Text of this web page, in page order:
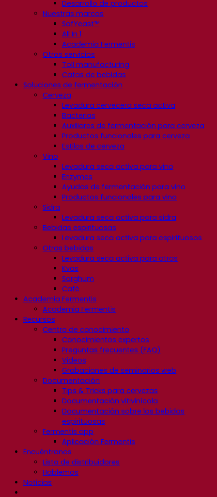
Desarrollo de productos
Nuestras marcas
SafYeast™
All In 1
Academia Fermentis
Otros servicios
Toll manufacturing
Catas de bebidas
Soluciones de fermentación
Cerveza
Levadura cervecera seca activa
Bacterias
Auxiliares de fermentación para cerveza
Productos funcionales para cerveza
Estilos de cerveza
Vino
Levadura seca activa para vino
Enzymes
Ayudas de fermentación para vino
Productos funcionales para vino
Sidra
Levadura seca activa para sidra
Bebidas espirituosas
Levadura seca activa para espirituosos
Otras bebidas
Levadura seca activa para otros
Kvas
Sorghum
Café
Academia Fermentis
Academia Fermentis
Recursos
Centro de conocimiento
Conocimientos expertos
Preguntas frecuentes (FAQ)
Videos
Grabaciones de seminarios web
Documentación
Tips & Tricks para cervezas
Documentación vitivinícola
Documentación sobre las bebidas
espirituosas
Fermentis app
Aplicación Fermentis
Encuéntranos
Lista de distribuidores
Hablemos
Noticias